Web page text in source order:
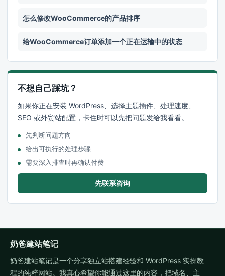
怎么修改WooCommerce的产品排序
给WooCommerce订单添加一个正在运输中的状态
不想自己踩坑？
如果你正在安装 WordPress、选择主题插件、处理速度、
SEO 或外贸站配置，卡住时可以先把问题发给我看看。
先判断问题方向
给出可执行的处理步骤
需要深入排查时再确认付费
先联系咨询
奶爸建站笔记
奶爸建站笔记是一个分享独立站搭建经验和 WordPress 实操教
程的纯粹网站。我真心希望你能通过这里的内容，把域名、主